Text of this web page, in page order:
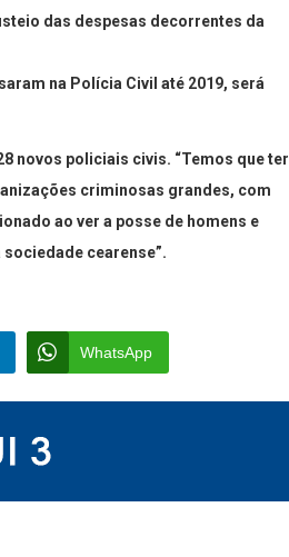
das despesas decorrentes da
na Polícia Civil até 2019, será
novos policiais civis. “Temos que ter
criminosas grandes, com
ao ver a posse de homens e
cearense”.
WhatsApp